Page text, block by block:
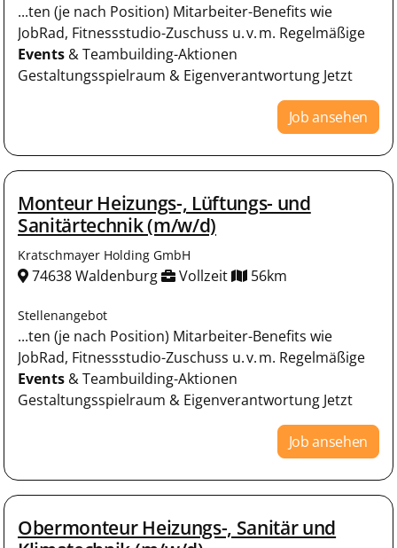
...ten (je nach Position) Mitarbeiter-Benefits wie
JobRad, Fitnessstudio-Zuschuss u. v. m. Regelmäßige
Events & Teambuilding-Aktionen
Gestaltungsspielraum & Eigenverantwortung Jetzt
Job ansehen
Monteur Heizungs-, Lüftungs- und
Sanitärtechnik (m/w/d)
Kratschmayer Holding GmbH
74638 Waldenburg Vollzeit 56km
Stellenangebot
...ten (je nach Position) Mitarbeiter-Benefits wie
JobRad, Fitnessstudio-Zuschuss u. v. m. Regelmäßige
Events & Teambuilding-Aktionen
Gestaltungsspielraum & Eigenverantwortung Jetzt
Job ansehen
Obermonteur Heizungs-, Sanitär und